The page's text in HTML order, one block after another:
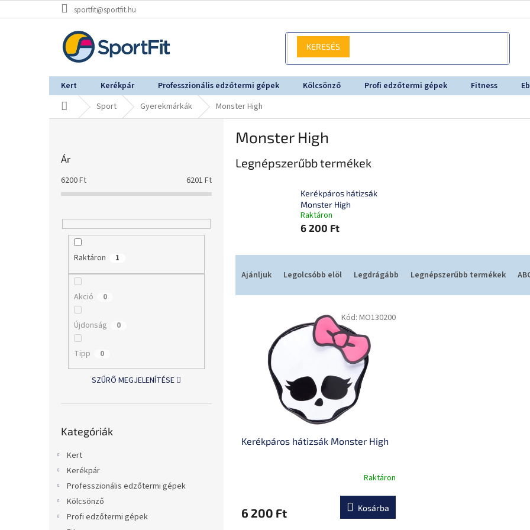
a
sportfit@sportfit.hu
Kert Kerékpár Professzionális edzőtermi gépek Kölcsönző Profi edzőtermi gépek Fitness
KezdőlapSport Gyerekmárkák Monster High
Ár
6200Ft 6201 Ft
Raktáron 1
Akció 0
Újdonság 0
Tipp 0
SZŰRŐ MEGJELENÍTÉSE
átugrása
Kategóriák
Kert
Kerékpár
Professzionális edzőtermi gépek
Kölcsönző
Profi edzőtermi gépek
Monster High
Legnépszerűbb termékek
Kerékpáros hátizsák
Monster High
Raktáron
6 200 Ft
Ajánljuk Legolcsóbb elöl Legdrágább Legnépszerűbb termékek
Kerékpáros hátizsák Monster High
Raktáron
6 200 Ft Kosárba
Kód: MO130200